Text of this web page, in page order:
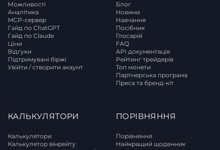
Можливості
Аналітика
MCP-сервер
Гайд по ChatGPT
Гайд по Claude
Ціни
Відгуки
Підтримувані біржі
Увійти / створити акаунт
Блог
Новини
Навчання
Посібник
Глосарій
FAQ
API документація
Рейтинг трейдерів
Топ монети
Партнерська програма
Преса та бренд-кіт
КАЛЬКУЛЯТОРИ
Калькулятори
Калькулятор вінрейту
ПОРІВНЯННЯ
Порівняння
Найкращий щоденник